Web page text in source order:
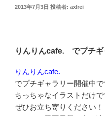
投
2013年7月3日 投稿者: axlrei
りんりんcafe. でプチギ
りんりんcafe.
でプチギャラリー開催中で
ちっちゃなイラストだけで
ぜひお立ち寄りください！